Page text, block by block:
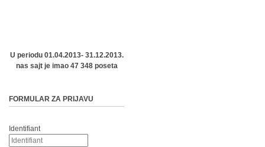
U periodu 01.04.2013- 31.12.2013.
nas sajt je imao 47 348 poseta
FORMULAR ZA PRIJAVU
Identifiant